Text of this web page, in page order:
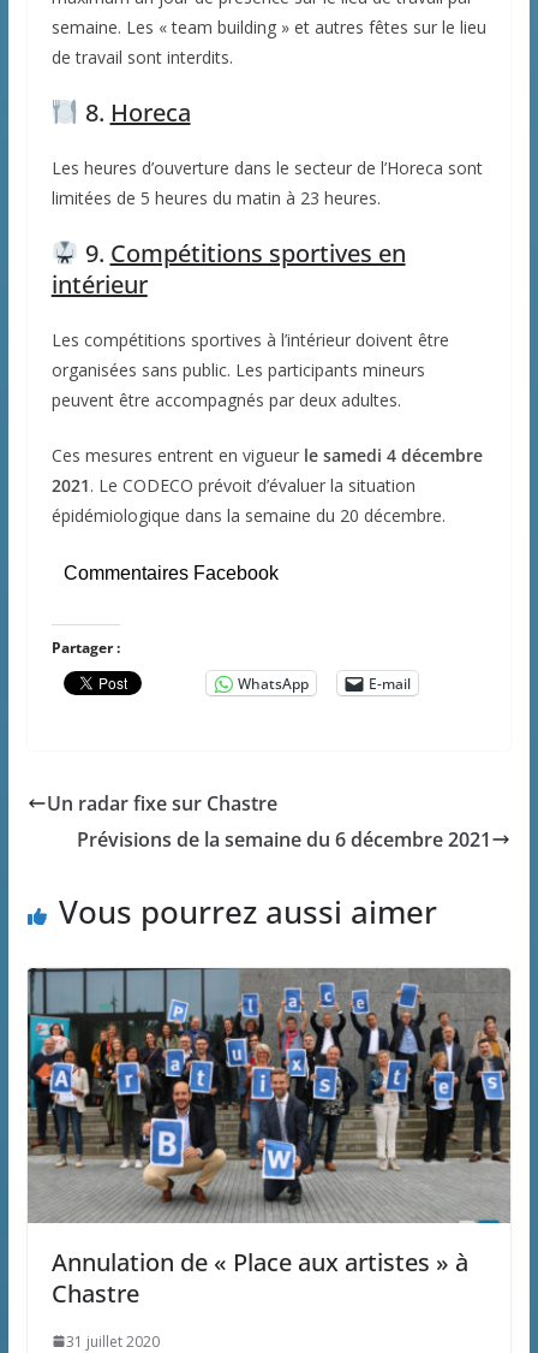
semaine. Les « team building » et autres fêtes sur le lieu
de travail sont interdits.
8. Horeca
Les heures d’ouverture dans le secteur de l’Horeca sont
limitées de 5 heures du matin à 23 heures.
9. Compétitions sportives en
intérieur
Les compétitions sportives à l’intérieur doivent être
organisées sans public. Les participants mineurs
peuvent être accompagnés par deux adultes.
Ces mesures entrent en vigueur le samedi 4 décembre
2021. Le CODECO prévoit d’évaluer la situation
épidémiologique dans la semaine du 20 décembre.
Commentaires Facebook
Partager :
WhatsApp
E-mail
Un radar fixe sur Chastre
Prévisions de la semaine du 6 décembre 2021
Vous pourrez aussi aimer
Annulation de « Place aux artistes » à
Chastre
31 juillet 2020